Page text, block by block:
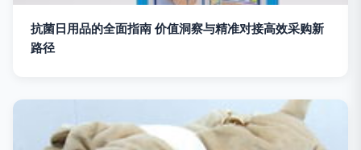
抗菌日用品的全面指南 价值洞察与精准对接高效采购新
路径